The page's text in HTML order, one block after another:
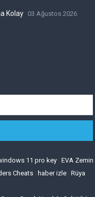
Kolay 03 Ağustos 2026
11 pro key EVA Zemin
Cheats| haber izle| Rüya